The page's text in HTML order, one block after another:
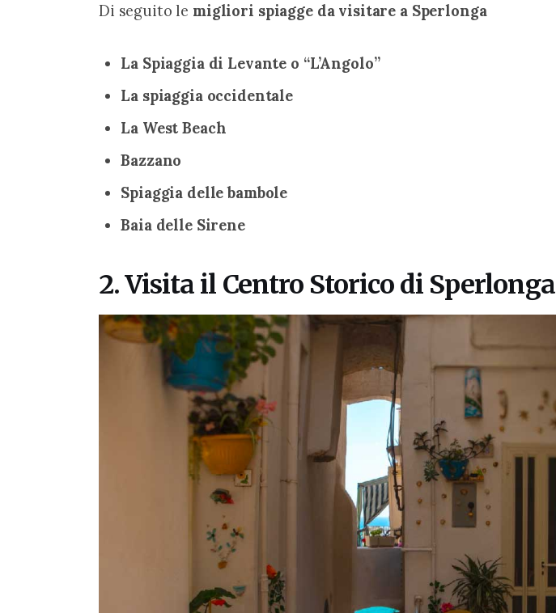
Di seguito le migliori spiagge da visitare a Sperlonga
La Spiaggia di Levante o “L’Angolo”
La spiaggia occidentale
La West Beach
Bazzano
Spiaggia delle bambole
Baia delle Sirene
2. Visita il Centro Storico di Sperlonga